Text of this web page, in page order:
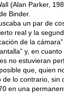
(Alan Parker,
Binder.
un par de
real y la
de la
y, en
no estuvieran
que, quien
lo contrario, sin
en una